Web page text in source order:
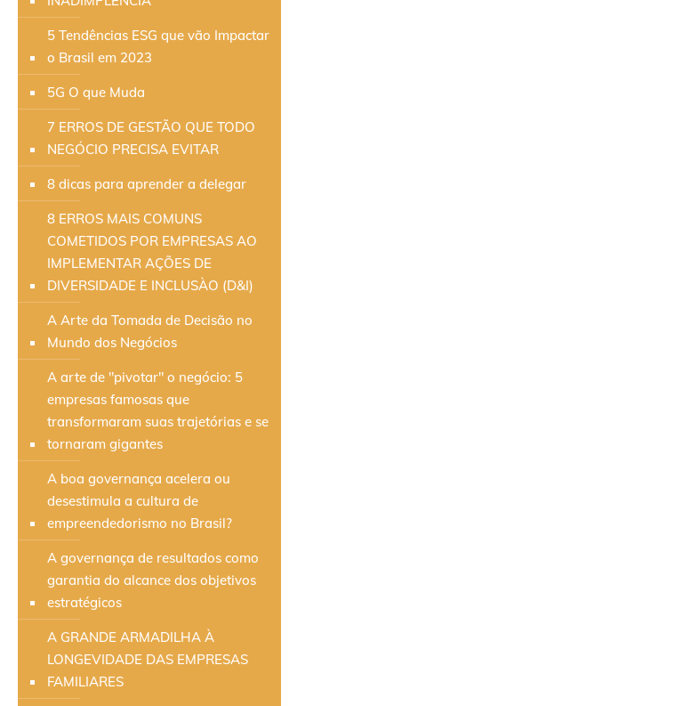
5 Tendências ESG que vão Impactar
o Brasil em 2023
5G O que Muda
7 ERROS DE GESTÃO QUE TODO
NEGÓCIO PRECISA EVITAR
8 dicas para aprender a delegar
8 ERROS MAIS COMUNS
COMETIDOS POR EMPRESAS AO
IMPLEMENTAR AÇÕES DE
DIVERSIDADE E INCLUSÀO (D&I)
A Arte da Tomada de Decisão no
Mundo dos Negócios
A arte de "pivotar" o negócio: 5
empresas famosas que
transformaram suas trajetórias e se
tornaram gigantes
A boa governança acelera ou
desestimula a cultura de
empreendedorismo no Brasil?
A governança de resultados como
garantia do alcance dos objetivos
estratégicos
A GRANDE ARMADILHA À
LONGEVIDADE DAS EMPRESAS
FAMILIARES